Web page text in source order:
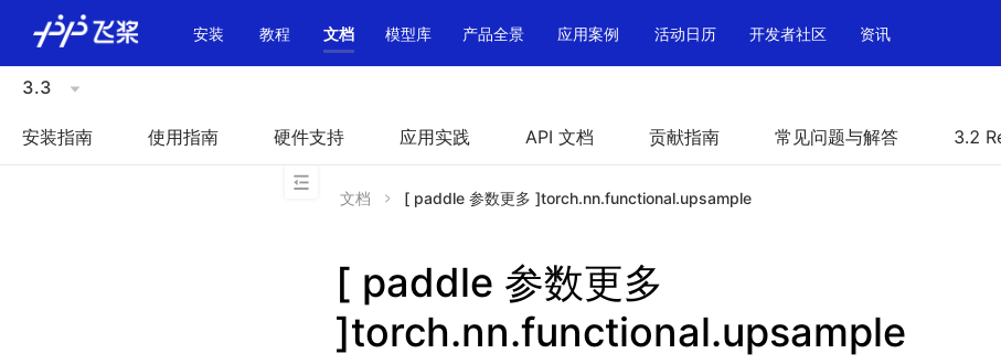
安装 教程 文档 模型库 产品全景 应用案例 活动日历 开发者社区 资讯
3.3
安装指南 使用指南 硬件支持 应用实践 API 文档 贡献指南 常见问题与解答 3.2
文档 [ paddle 参数更多 ]torch.nn.functional.upsample
[ paddle 参数更多
]torch.nn.functional.upsample